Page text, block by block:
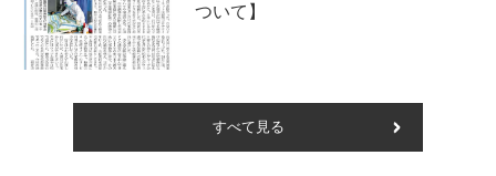
ついて】
すべて見る